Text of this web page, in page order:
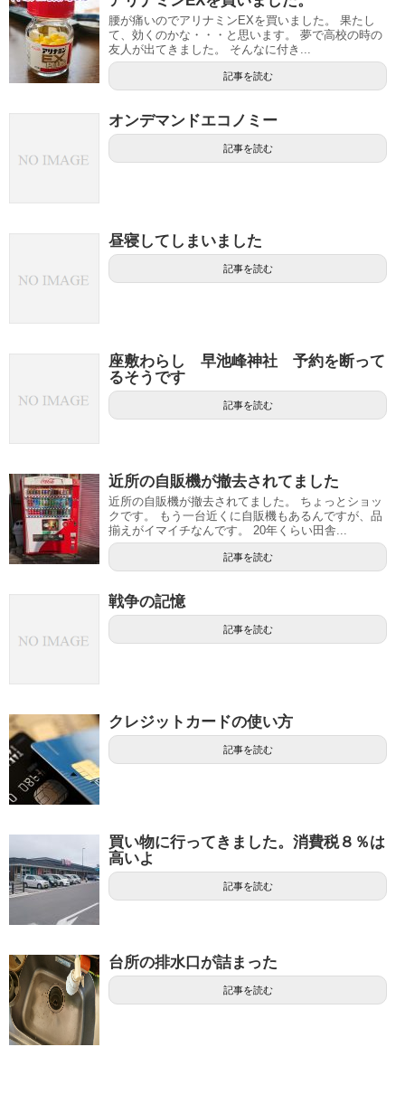
腰が痛いのでアリナミンEXを買いました。 果たし
て、効くのかな・・・と思います。 夢で高校の時の
友人が出てきました。 そんなに付き...
記事を読む
オンデマンドエコノミー
記事を読む
昼寝してしまいました
記事を読む
座敷わらし 早池峰神社 予約を断って
るそうです
記事を読む
近所の自販機が撤去されてました
近所の自販機が撤去されてました。 ちょっとショッ
クです。 もう一台近くに自販機もあるんですが、品
揃えがイマイチなんです。 20年くらい田舎...
記事を読む
戦争の記憶
記事を読む
クレジットカードの使い方
記事を読む
買い物に行ってきました。消費税８％は
高いよ
記事を読む
台所の排水口が詰まった
記事を読む